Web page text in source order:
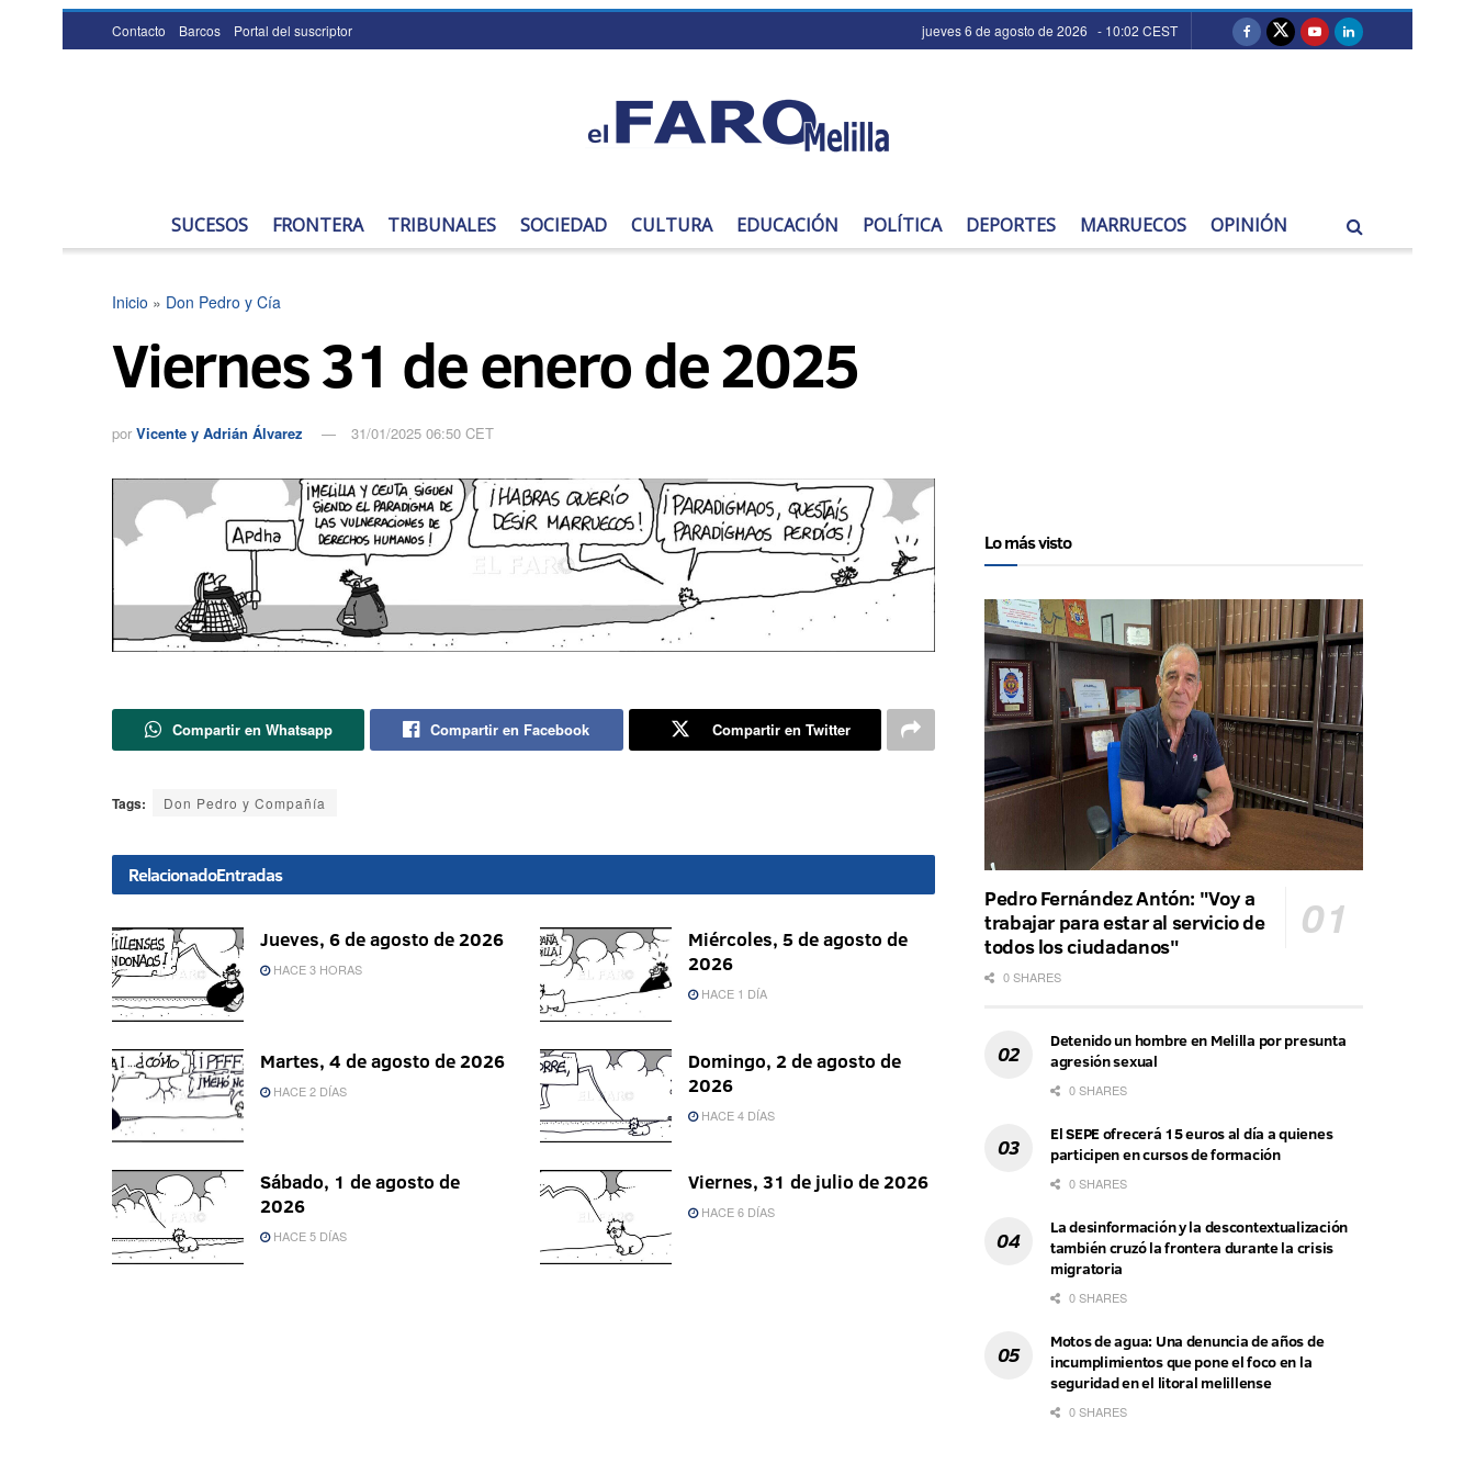
Contacto Barcos Portal del suscriptor jueves 6 de agosto de 2026 - 10:02 CEST
SUCESOS FRONTERA TRIBUNALES SOCIEDAD CULTURA EDUCACIÓN POLÍTICA DEPORTES MARRUECOS OPINIÓN
Inicio » Don Pedro y Cía
Viernes 31 de enero de 2025
por Vicente y Adrián Álvarez 31/01/2025 06:50 CET
Compartir en Whatsapp Compartir en Facebook Compartir en Twitter
Tags: Don Pedro y Compañía
RelacionadoEntradas
Jueves, 6 de agosto de 2026
HACE 3 HORAS
Miércoles, 5 de agosto de
2026
HACE 1 DÍA
Martes, 4 de agosto de 2026
HACE 2 DÍAS
Domingo, 2 de agosto de
2026
HACE 4 DÍAS
Sábado, 1 de agosto de
2026
HACE 5 DÍAS
Viernes, 31 de julio de 2026
HACE 6 DÍAS
Lo más visto
Pedro Fernández Antón: "Voy a
trabajar para estar al servicio de
todos los ciudadanos"
0 SHARES
Detenido un hombre en Melilla por presunta
agresión sexual
0 SHARES
El SEPE ofrecerá 15 euros al día a quienes
participen en cursos de formación
0 SHARES
La desinformación y la descontextualización
también cruzó la frontera durante la crisis
migratoria
0 SHARES
Motos de agua: Una denuncia de años de
incumplimientos que pone el foco en la
seguridad en el litoral melillense
0 SHARES